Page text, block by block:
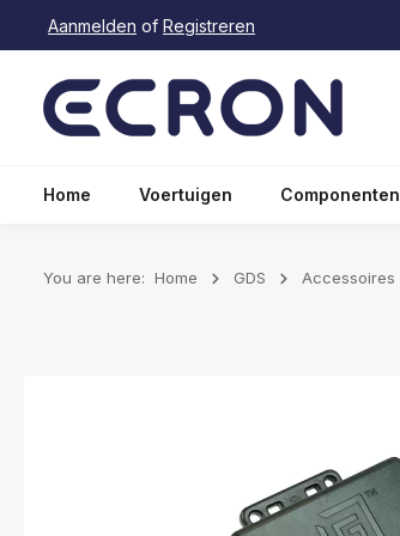
Ga naar de hoofdnavigatie
Aanmelden of Registreren
Home Voertuigen Componenten
You are here: Home GDS Accessoires